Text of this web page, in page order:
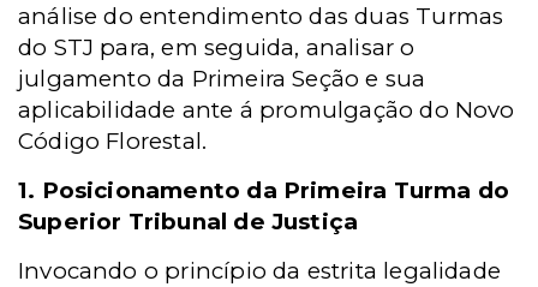
análise do entendimento das duas Turmas
do STJ para, em seguida, analisar o
julgamento da Primeira Seção e sua
aplicabilidade ante á promulgação do Novo
Código Florestal.
1. Posicionamento da Primeira Turma do
Superior Tribunal de Justiça
Invocando o princípio da estrita legalidade